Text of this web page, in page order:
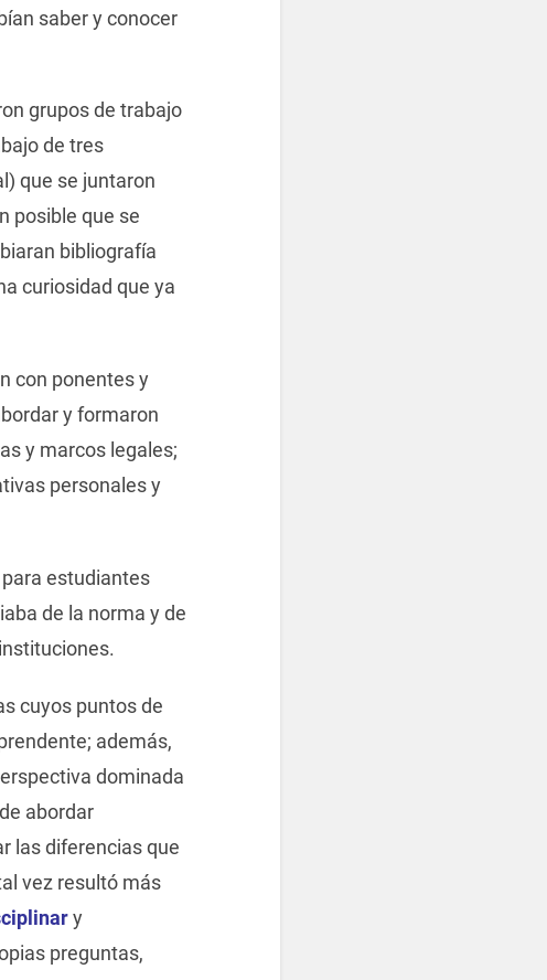
saber y conocer
grupos de trabajo
de tres
que se juntaron
posible que se
bibliografía
curiosidad que ya
con ponentes y
y formaron
y marcos legales;
personales y
estudiantes
de la norma y de
cuyos puntos de
además,
dominada
abordar
las diferencias que
vez resultó más
y
preguntas,